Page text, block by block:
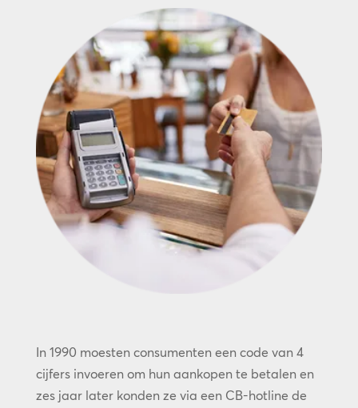
In 1990 moesten consumenten een code van 4
cijfers invoeren om hun aankopen te betalen en
zes jaar later konden ze via een CB-hotline de